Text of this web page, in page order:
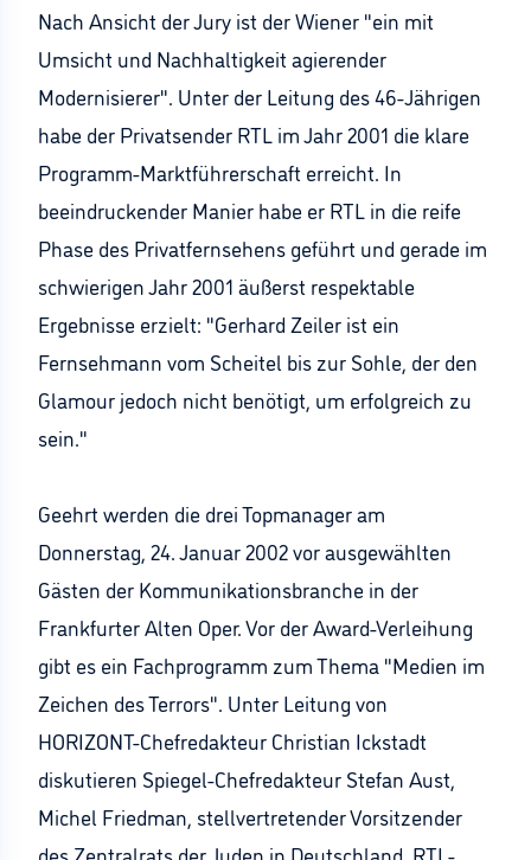
Nach Ansicht der Jury ist der Wiener "ein mit
Umsicht und Nachhaltigkeit agierender
Modernisierer". Unter der Leitung des 46-Jährigen
habe der Privatsender RTL im Jahr 2001 die klare
Programm-Marktführerschaft erreicht. In
beeindruckender Manier habe er RTL in die reife
Phase des Privatfernsehens geführt und gerade im
schwierigen Jahr 2001 äußerst respektable
Ergebnisse erzielt: "Gerhard Zeiler ist ein
Fernsehmann vom Scheitel bis zur Sohle, der den
Glamour jedoch nicht benötigt, um erfolgreich zu
sein."
Geehrt werden die drei Topmanager am
Donnerstag, 24. Januar 2002 vor ausgewählten
Gästen der Kommunikationsbranche in der
Frankfurter Alten Oper. Vor der Award-Verleihung
gibt es ein Fachprogramm zum Thema "Medien im
Zeichen des Terrors". Unter Leitung von
HORIZONT-Chefredakteur Christian Ickstadt
diskutieren Spiegel-Chefredakteur Stefan Aust,
Michel Friedman, stellvertretender Vorsitzender
des Zentralrats der Juden in Deutschland, RTL-